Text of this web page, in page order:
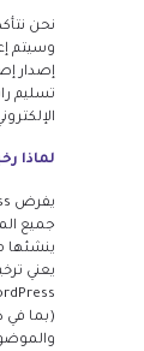
نحن
وسيتم
تسليم
لماذا
جميع
(بما في